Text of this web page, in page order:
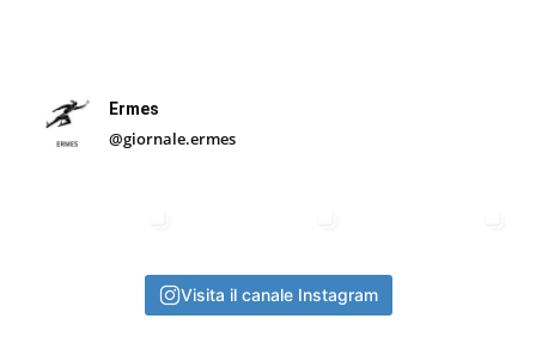
Ermes
@giornale.ermes
Visita il canale Instagram